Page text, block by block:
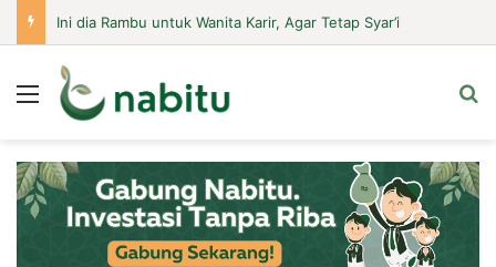
Ini dia Rambu untuk Wanita Karir, Agar Tetap Syar’i
Menu